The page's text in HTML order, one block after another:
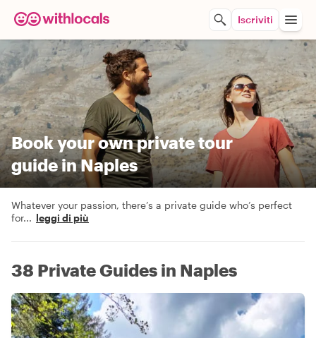
Iscriviti
Book your own private tour
guide in Naples
Whatever your passion, there’s a private guide who’s perfect
for... leggi di più
38 Private Guides in Naples